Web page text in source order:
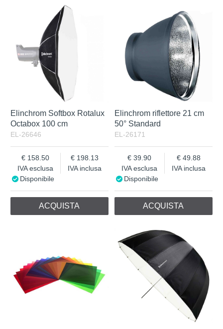
Elinchrom Softbox Rotalux
Octabox 100 cm
EL-26646
IVA esclusa
158.50
IVA inclusa
198.13
Disponibile
ACQUISTA
Elinchrom riflettore 21 cm
50° Standard
EL-26171
IVA esclusa
39.90
IVA inclusa
49.88
Disponibile
ACQUISTA